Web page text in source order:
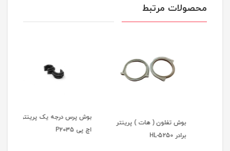
محصولات مرتبط
بوش تفلون ( هات ) پرینتر
بوش پرس درجه یک پرینتر
اچ پی P2035